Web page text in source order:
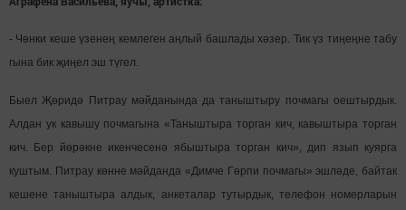
- Чөнки кеше үзенең кемлеген аңлый башлады хәзер. Тик үз тиңеңне табу
гына бик җиңел эш түгел.
Быел Җөридә Питрау мәйданында да таныштыру почмагы оештырдык.
Алдан ук кавышу почмагына «Таныштыра торган кич, кавыштыра торган
кич. Бер йөрәкне икенчесенә ябыштыра торган кич», дип язып куярга
куштым. Питрау көнне мәйданда «Димче Гөрпи почмагы» эшләде, байтак
кешене таныштыра алдык, анкеталар тутырдык, телефон номерларын